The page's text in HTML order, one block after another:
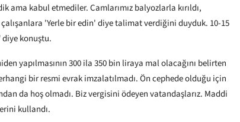
ama kabul etmediler. Camlarımız balyozlarla kırıldı,
'Yerle bir edin' diye talimat verdiğini duyduk. 10-15
konuştu.
yapılmasının 300 ila 350 bin liraya mal olacağını belirten
bir resmi evrak imzalatılmadı. Ön cephede olduğu için
da hoş olmadı. Biz vergisini ödeyen vatandaşlarız. Maddi
kullandı.